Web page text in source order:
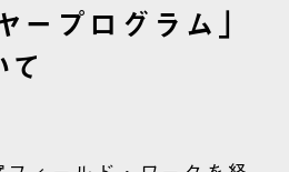
ープログラム」